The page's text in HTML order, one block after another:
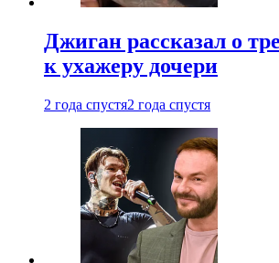
Джиган рассказал о
к ухажеру дочери
2 года спустя2 года спустя